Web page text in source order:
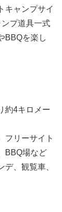
キャンプサイ
プ道具一式
BBQを楽し
約4キロメー
フリーサイト
BBQ場など
、観覧車、